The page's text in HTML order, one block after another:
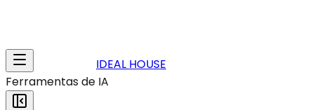
IDEAL HOUSE
Ferramentas de IA